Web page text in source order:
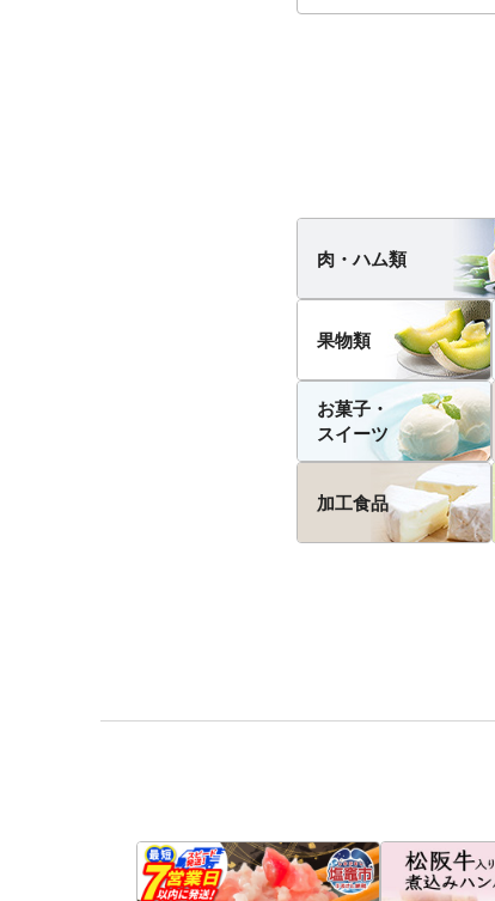
肉・ハム類
果物類
お菓子・
スイーツ
加工食品